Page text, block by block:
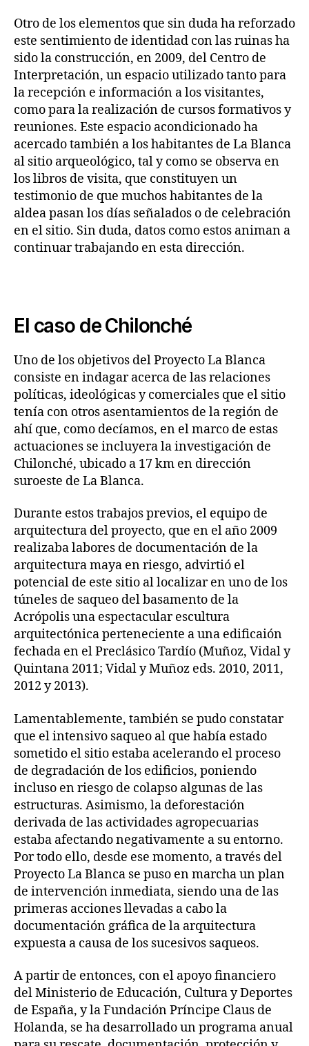
Otro de los elementos que sin duda ha reforzado
este sentimiento de identidad con las ruinas ha
sido la construcción, en 2009, del Centro de
Interpretación, un espacio utilizado tanto para
la recepción e información a los visitantes,
como para la realización de cursos formativos y
reuniones. Este espacio acondicionado ha
acercado también a los habitantes de La Blanca
al sitio arqueológico, tal y como se observa en
los libros de visita, que constituyen un
testimonio de que muchos habitantes de la
aldea pasan los días señalados o de celebración
en el sitio. Sin duda, datos como estos animan a
continuar trabajando en esta dirección.
El caso de Chilonché
Uno de los objetivos del Proyecto La Blanca
consiste en indagar acerca de las relaciones
políticas, ideológicas y comerciales que el sitio
tenía con otros asentamientos de la región de
ahí que, como decíamos, en el marco de estas
actuaciones se incluyera la investigación de
Chilonché, ubicado a 17 km en dirección
suroeste de La Blanca.
Durante estos trabajos previos, el equipo de
arquitectura del proyecto, que en el año 2009
realizaba labores de documentación de la
arquitectura maya en riesgo, advirtió el
potencial de este sitio al localizar en uno de los
túneles de saqueo del basamento de la
Acrópolis una espectacular escultura
arquitectónica perteneciente a una edificaión
fechada en el Preclásico Tardío (Muñoz, Vidal y
Quintana 2011; Vidal y Muñoz eds. 2010, 2011,
2012 y 2013).
Lamentablemente, también se pudo constatar
que el intensivo saqueo al que había estado
sometido el sitio estaba acelerando el proceso
de degradación de los edificios, poniendo
incluso en riesgo de colapso algunas de las
estructuras. Asimismo, la deforestación
derivada de las actividades agropecuarias
estaba afectando negativamente a su entorno.
Por todo ello, desde ese momento, a través del
Proyecto La Blanca se puso en marcha un plan
de intervención inmediata, siendo una de las
primeras acciones llevadas a cabo la
documentación gráfica de la arquitectura
expuesta a causa de los sucesivos saqueos.
A partir de entonces, con el apoyo financiero
del Ministerio de Educación, Cultura y Deportes
de España, y la Fundación Príncipe Claus de
Holanda, se ha desarrollado un programa anual